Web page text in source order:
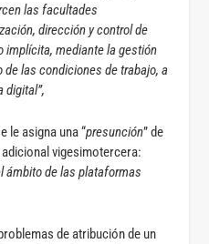
las facultades
dirección y control de
implícita, mediante la gestión
las condiciones de trabajo, a
digital”,
le asigna una “presunción” de
vigesimotercera:
ámbito de las plataformas
de atribución de un